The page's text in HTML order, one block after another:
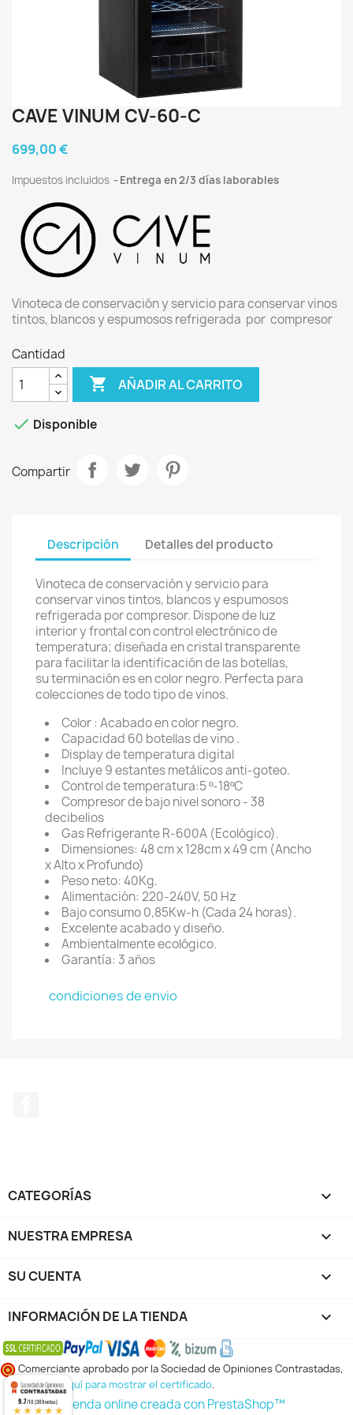
CAVE VINUM CV-60-C
699,00 €
Impuestos incluidos Entrega en 2/3 días laborables
Vinoteca de conservación y servicio para conservar vinos
tintos, blancos y espumosos refrigerada por compresor
Cantidad
 AÑADIR AL CARRITO
 Disponible
Compartir
Descripción Detalles del producto
Vinoteca de conservación y servicio para
conservar vinos tintos, blancos y espumosos
refrigerada por compresor. Dispone de luz
interior y frontal con control electrónico de
temperatura; diseñada en cristal transparente
para facilitar la identificación de las botellas,
su terminación es en color negro. Perfecta para
colecciones de todo tipo de vinos.
Color : Acabado en color negro.
Capacidad 60 botellas de vino .
Display de temperatura digital
Incluye 9 estantes metálicos anti-goteo.
Control de temperatura:5 º-18ºC
Compresor de bajo nivel sonoro - 38
decibelios
Gas Refrigerante R-600A (Ecológico).
Dimensiones: 48 cm x 128cm x 49 cm (Ancho
x Alto x Profundo)
Peso neto: 40Kg.
Alimentación: 220-240V, 50 Hz
Bajo consumo 0,85Kw-h (Cada 24 horas).
Excelente acabado y diseño.
Ambientalmente ecológico.
Garantía: 3 años
condiciones de envio
CATEGORÍAS 
NUESTRA EMPRESA 
SU CUENTA 
INFORMACIÓN DE LA TIENDA keyboard_arrow_down
Comerciante aprobado por la Sociedad de Opiniones Contrastadas,
haga clic aquí para mostrar el certificado.
© 2026 - tienda online creada con PrestaShop™
9.7/10 (309 notas)
★★★★★